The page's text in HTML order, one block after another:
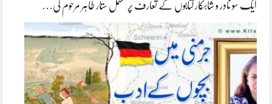
ایک سو نادر و شاہکار کتابوں کے تعارف پر مشتمل ستار طاہر مرحوم کی…